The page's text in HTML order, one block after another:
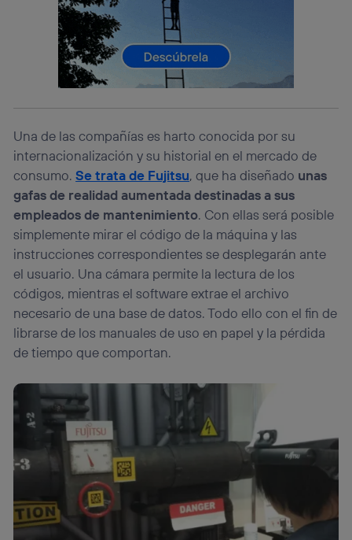
Una de las compañías es harto conocida por su
internacionalización y su historial en el mercado de
consumo.Se trata de Fujitsu, que ha diseñado unas
gafas de realidad aumentada destinadas a sus
empleados de mantenimiento. Con ellas será posible
simplemente mirar el código de la máquina y las
instrucciones correspondientes se desplegarán ante
el usuario. Una cámara permite la lectura de los
códigos, mientras el software extrae el archivo
necesario de una base de datos. Todo ello con el fin de
librarse de los manuales de uso en papel y la pérdida
de tiempo que comportan.
telecomunicaciones vinculada a la conexión que utilizas
(p. ej., número de teléfono móvil).
Este identificador se asigna a la conexión de internet, por
lo que cualquier persona que conecte su dispositivo y
consienta el uso de la tecnología recibirá el mismo
identificador. Típicamente:
Si utilizas unaconexión de banda ancha(p. ej., Wi-Fi),
actividades de navegación de los miembros del hogar
que hayan dado su consentimiento.
Si utilizasdatos móviles, el marketing será más
personalizado, ya que se basará únicamente en la
navegación del usuario del móvil.
Puedes gestionar los consentimientos Utiq seleccionando
“Administrar Utiq” en la parte inferior de esta página web o
visitando el portal de privacidad de Utiq
(“consenthub”). Para más información, consulta
la política de privacidad de Utiq.